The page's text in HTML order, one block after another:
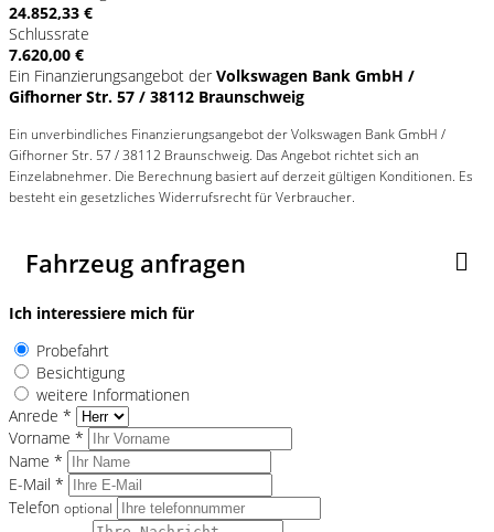
24.852,33 €
Schlussrate
7.620,00 €
Ein Finanzierungsangebot der Volkswagen Bank GmbH /
Gifhorner Str. 57 / 38112 Braunschweig
Ein unverbindliches Finanzierungsangebot der Volkswagen Bank GmbH /
Gifhorner Str. 57 / 38112 Braunschweig. Das Angebot richtet sich an
Einzelabnehmer. Die Berechnung basiert auf derzeit gültigen Konditionen. Es
besteht ein gesetzliches Widerrufsrecht für Verbraucher.
Fahrzeug anfragen
Ich interessiere mich für
Probefahrt
Besichtigung
weitere Informationen
Anrede *
Vorname *
Name *
E-Mail *
Telefon optional